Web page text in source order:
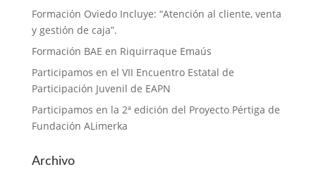
Formación Oviedo Incluye: “Atención al cliente, venta
y gestión de caja”.
Formación BAE en Riquirraque Emaús
Participamos en el VII Encuentro Estatal de
Participación Juvenil de EAPN
Participamos en la 2ª edición del Proyecto Pértiga de
Fundación ALimerka
Archivo